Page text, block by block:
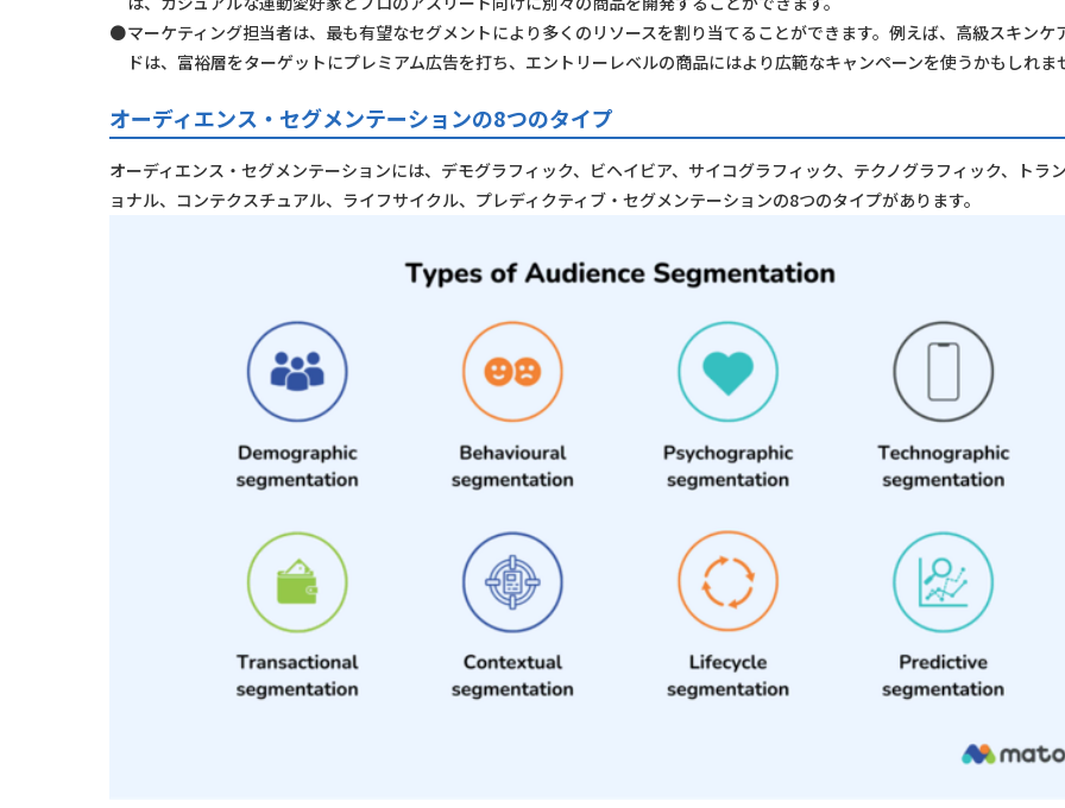
マーケティング担当者は、最も有望なセグメントにより多くのリソースを割り当てることができます。例えば、高級スキンケ
ドは、富裕層をターゲットにプレミアム広告を打ち、エントリーレベルの商品にはより広範なキャンペーンを使うかもしれま
オーディエンス・セグメンテーションの8つのタイプ
オーディエンス・セグメンテーションには、デモグラフィック、ビヘイビア、サイコグラフィック、テクノグラフィック、トラ
ョナル、コンテクスチュアル、ライフサイクル、プレディクティブ・セグメンテーションの8つのタイプがあります。